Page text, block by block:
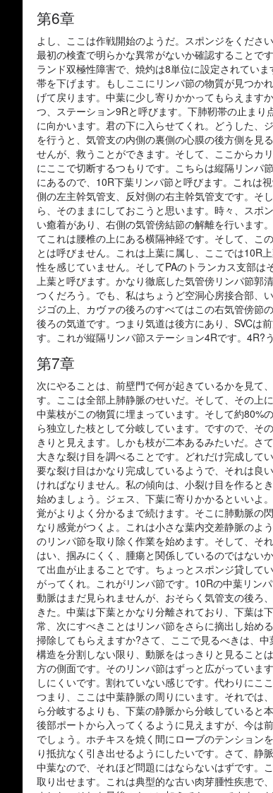
第6章
よし、ここは作戦開始のようだ。スポンジをくださ
最初の検査で明らかな異常がないか確認することで
ランド双極性障害で、焼灼は8単位に設定されてい
帯を下げます。もしここにリンパ節の物質が見つか
げて戻ります。中葉に少し寄りかかってもらえます
つ、ステーション9Rと呼びます。下肺靭帯の止ま
に向かいます。君の下に入らせてくれ。どうした、
を行うと、気管支の内側の裏側の心膜の後方側を見
せんが、救うことができます。そして、ここからカ
にここで切断するつもりです。こちらは縦隔リンパ
にあるので、10R下葉リンパ節と呼びます。これは
側の左主幹気管支、反対側の右主幹気管支です。そ
ら、そのままにしておこうと思います。時々、スポ
い癒着があり、右側の気管傍結節の解離を行います
てこれは腰椎の上にある横隔神経です。そして、こ
とは呼びません。これは上葉に属し、ここでは10R
性を感じていません。そしてPAのトランカス支部
上葉と呼びます。かなり徹底した気管傍リンパ節郭
つくだろう。でも、私はちょうど空洞心房接合部、
ジゴの上、カヴァの後ろのすべてはこの右気管傍節
後ろの気道です。つまり気道は後方にあり、SVCは
す。これが縦隔リンパ節ステーション4Rです。4R?
第7章
次にやることは、前壁門で何が起きているかを見て
す。ここは全部上肺静脈のせいだ。そして、その上
中葉枝がこの物質に埋まっています。そして約80%
ら独立した枝として分岐しています。ですので、そ
きりと見えます。しかも枝が二本あるみたいだ。さ
大きな裂け目を調べることです。どれだけ完成して
要な裂け目はかなり完成しているようで、それは良
ければなりません。私の傾向は、小裂け目を作ると
始めましょう。ジェス、下葉に寄りかかるといいよ
覚がよりよく分かるまで続けます。そこに肺動脈の
なり感覚がつくよ。これは小さな葉内交差静脈のよ
のリンパ節を取り除く作業を始めます。そして、そ
はい、掴みにくく、腫瘍と関係しているのではない
て出血が止まることです。ちょっとスポンジ貸して
がってくれ。これがリンパ節です。10Rの中葉リン
動脈はまだ見られませんが、おそらく気管支の後ろ
きた。中葉は下葉とかなり分離されており、下葉は
常、次にすべきことはリンパ節をさらに摘出し始め
掃除してもらえますか?さて、ここで見るべきは、
構造を分割しない限り、動脈をはっきりと見ること
方の側面です。そのリンパ節はずっと広がっていま
しにくいです。割れていない感じです。代わりにこ
つまり、ここは中葉静脈の周りにいます。それでは
ら分岐するよりも、下葉の静脈から分岐していると
後部ポートから入ってくるように見えますが、今は
でしょう。ホチキスを焼く間にローブのテンション
り抵抗なく引き出せるようにしたいです。さて、静
中葉なので、それほど問題にはならないはずです。
取り出せます。これは典型的な古い肉芽腫性疾患で